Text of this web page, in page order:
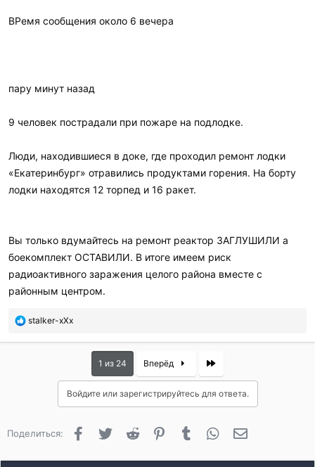
ВРемя сообщения около 6 вечера
пару минут назад
9 человек пострадали при пожаре на подлодке.
Люди, находившиеся в доке, где проходил ремонт лодки
«Екатеринбург» отравились продуктами горения. На борту
лодки находятся 12 торпед и 16 ракет.
Вы только вдумайтесь на ремонт реактор ЗАГЛУШИЛИ а
боекомплект ОСТАВИЛИ. В итоге имеем риск
радиоактивного заражения целого района вместе с
районным центром.
П
б
р
л
stalker-xXx
1 из 24 Вперёд Last
Войдите или зарегистрируйтесь для ответа.
Поделиться: FacebookTwitter Reddit PinterestTumblr WhatsApp